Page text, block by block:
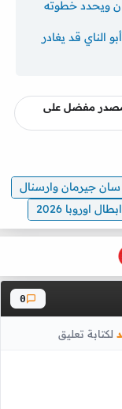
ويحدد خطوته
الناي قد يغادر
كمصدر مفضل على
جيرمان وارسنال
اوروبا 2026
0
لكتابة تعليق